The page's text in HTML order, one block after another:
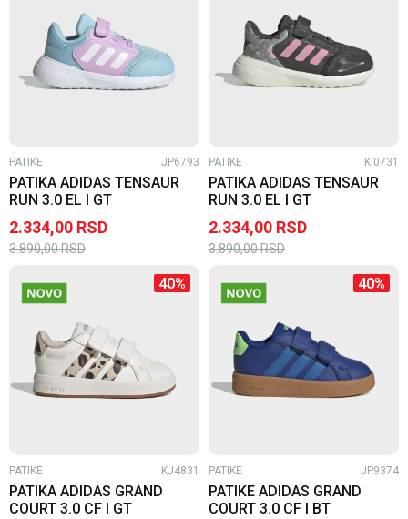
PATIKE JP6793
PATIKA ADIDAS TENSAUR
RUN 3.0 EL I GT
2.334,00 RSD
3.890,00RSD
PATIKE KI0731
PATIKA ADIDAS TENSAUR
RUN 3.0 EL I GT
2.334,00 RSD
3.890,00RSD
40%
PATIKE KJ4831
PATIKA ADIDAS GRAND
COURT 3.0 CF I GT
40%
PATIKE JP9374
PATIKE ADIDAS GRAND
COURT 3.0 CF I BT